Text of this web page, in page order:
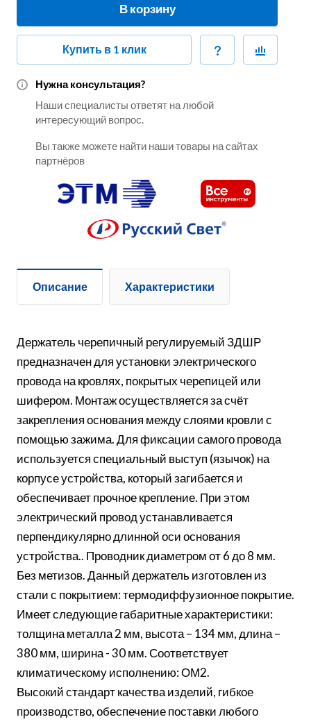
В корзину
Купить в 1 клик
Нужна консультация?
Наши специалисты ответят на любой
интересующий вопрос.
Вы также можете найти наши товары на сайтах
партнёров
Описание Характеристики
Держатель черепичный регулируемый ЗДШР
предназначен для установки электрического
провода на кровлях, покрытых черепицей или
шифером. Монтаж осуществляется за счёт
закрепления основания между слоями кровли с
помощью зажима. Для фиксации самого провода
используется специальный выступ (язычок) на
корпусе устройства, который загибается и
обеспечивает прочное крепление. При этом
электрический провод устанавливается
перпендикулярно длинной оси основания
устройства.. Проводник диаметром от 6 до 8 мм.
Без метизов. Данный держатель изготовлен из
стали с покрытием: термодиффузионное покрытие.
Имеет следующие габаритные характеристики:
толщина металла 2 мм, высота – 134 мм, длина –
380 мм, ширина - 30 мм. Соответствует
климатическому исполнению: ОМ2.
Высокий стандарт качества изделий, гибкое
производство, обеспечение поставки любого